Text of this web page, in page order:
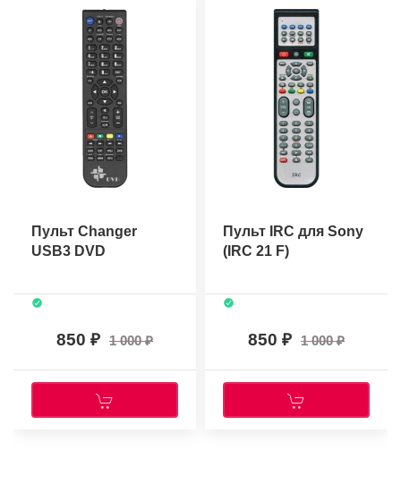
Пульт Changer
USB3 DVD
850 1 000
Пульт IRC для Sony
(IRC 21 F)
850 1 000